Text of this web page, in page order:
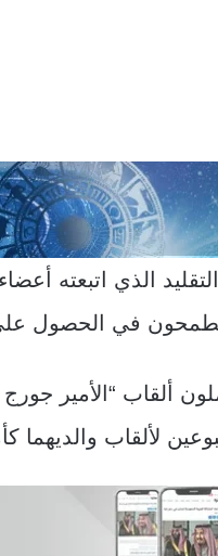
الذي اتبعته
يطمحون في الحصول
ألقاب “الأمير جورج
لألقاب والديهما